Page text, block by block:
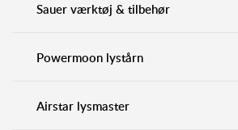
Sauer værktøj & tilbehør
Powermoon lystårn
Airstar lysmaster